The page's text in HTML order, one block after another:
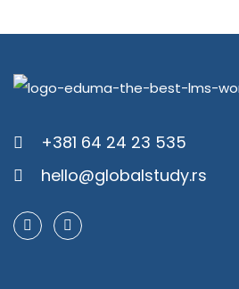
+381 64 24 23 535
hello@globalstudy.rs